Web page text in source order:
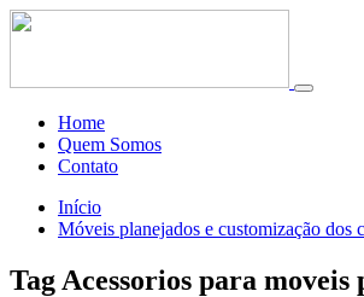
Toggle
Home
Quem Somos
Contato
Início
Móveis planejados e customização dos
Tag Acessorios para moveis